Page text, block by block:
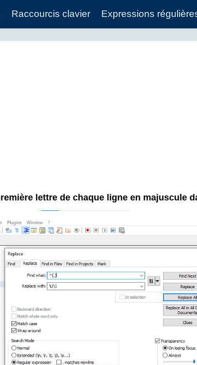
Raccourcis clavier Expressions
lettre de chaque ligne en majuscule